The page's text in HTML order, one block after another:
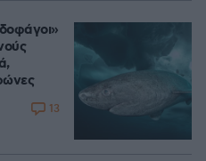
13